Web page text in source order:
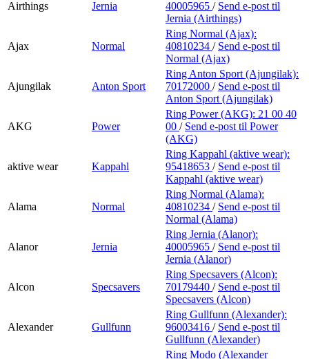
Airthings Jernia
40005965 / Send e-post til
Jernia (Airthings)
Ajax Normal
Ring Normal (Ajax):
40810234 / Send e-post til
Normal (Ajax)
Ajungilak Anton Sport
Ring Anton Sport (Ajungilak):
70172000 / Send e-post til
Anton Sport (Ajungilak)
AKG Power
Ring Power (AKG): 21 00 40
00 / Send e-post til Power
(AKG)
aktive wear Kappahl
Ring Kappahl (aktive wear):
95418653 / Send e-post til
Kappahl (aktive wear)
Alama Normal
Ring Normal (Alama):
40810234 / Send e-post til
Normal (Alama)
Alanor Jernia
Ring Jernia (Alanor):
40005965 / Send e-post til
Jernia (Alanor)
Alcon Specsavers
Ring Specsavers (Alcon):
70179440 / Send e-post til
Specsavers (Alcon)
Alexander Gullfunn
Ring Gullfunn (Alexander):
96003416 / Send e-post til
Gullfunn (Alexander)
Ring Modo (Alexander